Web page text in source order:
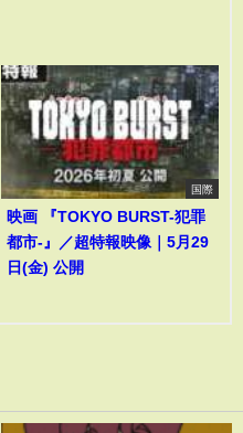
国際
映画 『TOKYO BURST-犯罪
都市-』／超特報映像｜5月29
日(金) 公開